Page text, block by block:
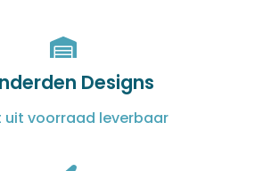
Designs
uit voorraad leverbaar